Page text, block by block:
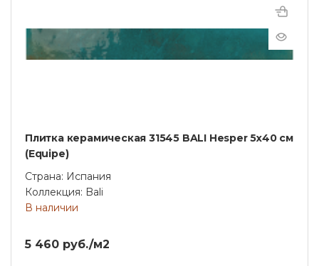
Плитка керамическая 31545 BALI Hesper 5х40 см
(Equipe)
Страна: Испания
Коллекция: Bali
В наличии
5 460 руб./м2